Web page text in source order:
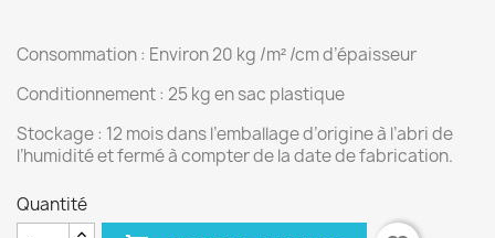
Consommation : Environ 20 kg /m² /cm d’épaisseur
Conditionnement : 25 kg en sac plastique
Stockage : 12 mois dans l’emballage d’origine à l’abri de
l’humidité et fermé à compter de la date de fabrication.
Quantité